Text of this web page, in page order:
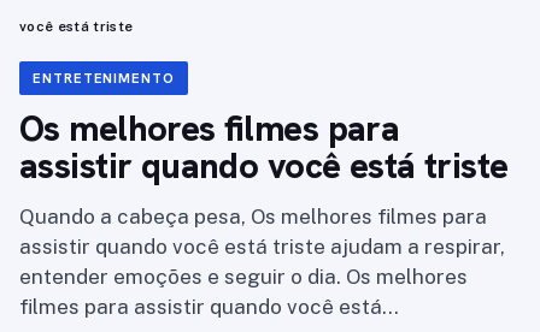
você está triste
ENTRETENIMENTO
Os melhores filmes para
assistir quando você está triste
Quando a cabeça pesa, Os melhores filmes para
assistir quando você está triste ajudam a respirar,
entender emoções e seguir o dia. Os melhores
filmes para assistir quando você está…